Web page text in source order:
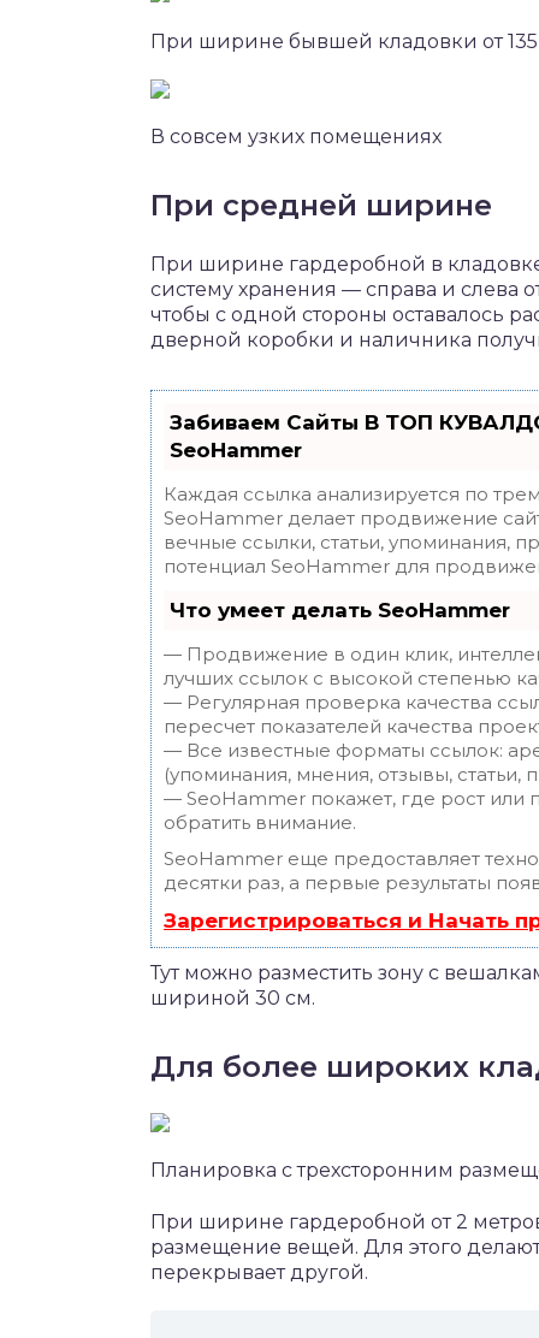
При ширине бывшей кладовки от 135
В совсем узких помещениях
При средней ширине
При ширине гардеробной в
систему хранения — справа и слева
чтобы с одной стороны оставалось
дверной коробки и наличника
Забиваем Сайты В ТОП
SeoHammer
Каждая ссылка анализируется по
SeoHammer делает продвижение
вечные ссылки, статьи, упоминания,
потенциал SeoHammer для
Что умеет делать SeoHammer
— Продвижение в один клик,
лучших ссылок с высокой степенью
— Регулярная проверка качества
пересчет показателей качества
— Все известные форматы ссылок:
(упоминания, мнения, отзывы, статьи,
— SeoHammer покажет, где рост или
обратить внимание.
SeoHammer еще предоставляет
десятки раз, а первые результаты
Зарегистрироваться и Начать
Тут можно разместить зону с
шириной 30 см.
Для более широких
Планировка с трехсторонним
При ширине гардеробной от 2
размещение вещей. Для этого
перекрывает другой.